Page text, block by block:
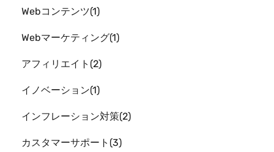
Webコンテンツ 1
Webマーケティング 1
アフィリエイト 2
イノベーション 1
インフレーション対策 2
カスタマーサポート 3